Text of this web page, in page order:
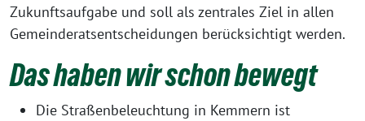
Zukunftsaufgabe und soll als zentrales Ziel in allen
Gemeinderatsentscheidungen berücksichtigt werden.
Das haben wir schon bewegt
Die Straßenbeleuchtung in Kemmern ist